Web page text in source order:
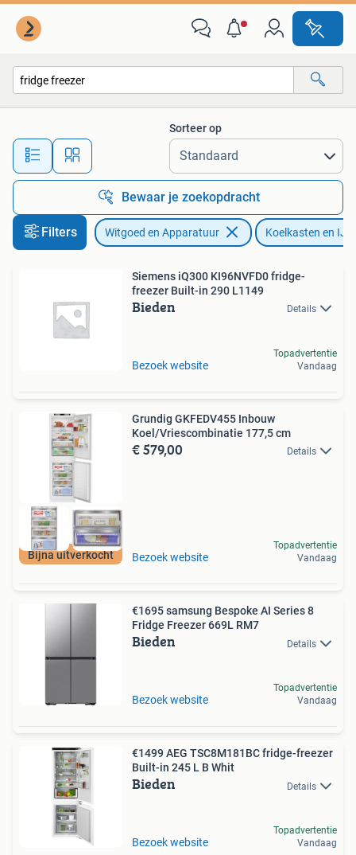
Alle afstanden…
Sorteer op
Bewaar je zoekopdracht
Filters Witgoed en Apparatuur Koelkasten en
Siemens iQ300 KI96NVFD0 fridge-
freezer Built-in 290 L1149
Bieden Details
Bezoek website
Topadvertentie
Vandaag
Bijna uitverkocht
Grundig GKFEDV455 Inbouw
Koel/Vriescombinatie 177,5 cm
€ 579,00 Details
Bezoek website
Topadvertentie
Vandaag
€1695 samsung Bespoke AI Series 8
Fridge Freezer 669L RM7
Bieden Details
Bezoek website
Topadvertentie
Vandaag
€1499 AEG TSC8M181BC fridge-freezer
Built-in 245 L B Whit
Bieden Details
Bezoek website
Topadvertentie
Vandaag